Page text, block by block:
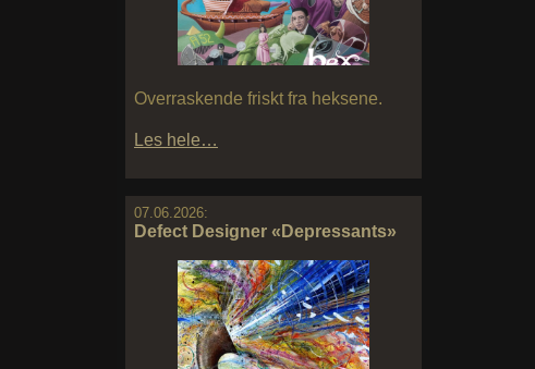
Overraskende friskt fra heksene.
Les hele…
07.06.2026:
Defect Designer «Depressants»